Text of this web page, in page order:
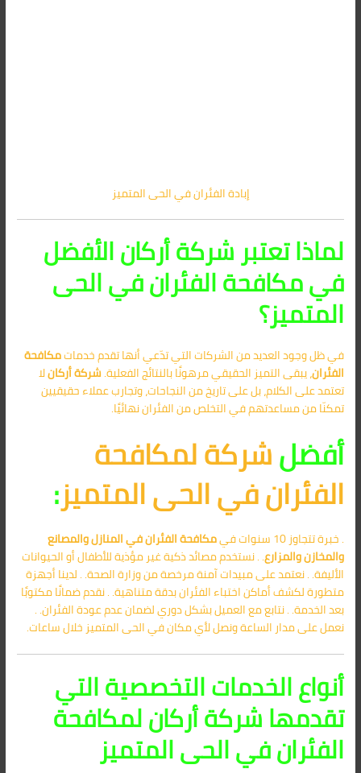
إبادة الفئران في الحى المتميز
لماذا تعتبر شركة أركان الأفضل
في مكافحة الفئران في الحى
المتميز؟
في ظل وجود العديد من الشركات التي تدّعي أنها تقدم خدماتمكافحة
الفئران، يبقى التميز الحقيقي مرهونًا بالنتائج الفعلية.شركة أركانلا
تعتمد على الكلام، بل على تاريخ من النجاحات، وتجارب عملاء حقيقيين
تمكنّا من مساعدتهم في التخلص من الفئران نهائيًا.
أفضلشركة لمكافحة
الفئران في الحى المتميز:
. خبرة تتجاوز 10 سنوات في
مكافحة الفئران في المنازل والمصانع
والمخازن والمزارع. . نستخدم مصائد ذكية غير مؤذية للأطفال أو الحيوانات
الأليفة. . نعتمد على مبيدات آمنة مرخصة من وزارة الصحة. . لدينا أجهزة
متطورة لكشف أماكن اختباء الفئران بدقة متناهية. . نقدم ضمانًا مكتوبًا
بعد الخدمة. . نتابع مع العميل بشكل دوري لضمان عدم عودة الفئران. .
نعمل على مدار الساعة ونصل لأي مكان في الحى المتميز خلال ساعات.
أنواع الخدمات التخصصية التي
تقدمها شركة أركان لمكافحة
الفئران في الحى المتميز